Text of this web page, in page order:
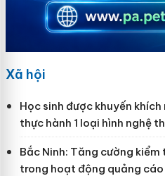
Xã hội
Học sinh được khuyến
thực hành 1 loại hình nghệ
Bắc Ninh: Tăng cường
trong hoạt động quảng cáo